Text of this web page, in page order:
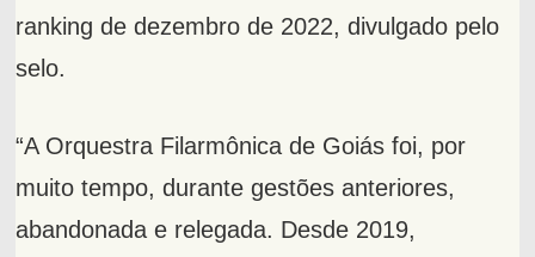
ranking de dezembro de 2022, divulgado pelo
selo.
“A Orquestra Filarmônica de Goiás foi, por
muito tempo, durante gestões anteriores,
abandonada e relegada. Desde 2019,